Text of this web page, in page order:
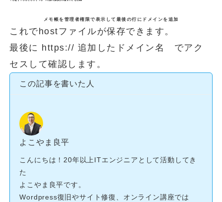
メモ帳を管理者権限で表示して最後の行にドメインを追加
これでhostファイルが保存できます。
最後に https:// 追加したドメイン名 でアク
セスして確認します。
この記事を書いた人
よこやま良平
こんにちは！20年以上ITエンジニアとして活動してき
た
よこやま良平です。
Wordpress復旧やサイト修復、オンライン講座では